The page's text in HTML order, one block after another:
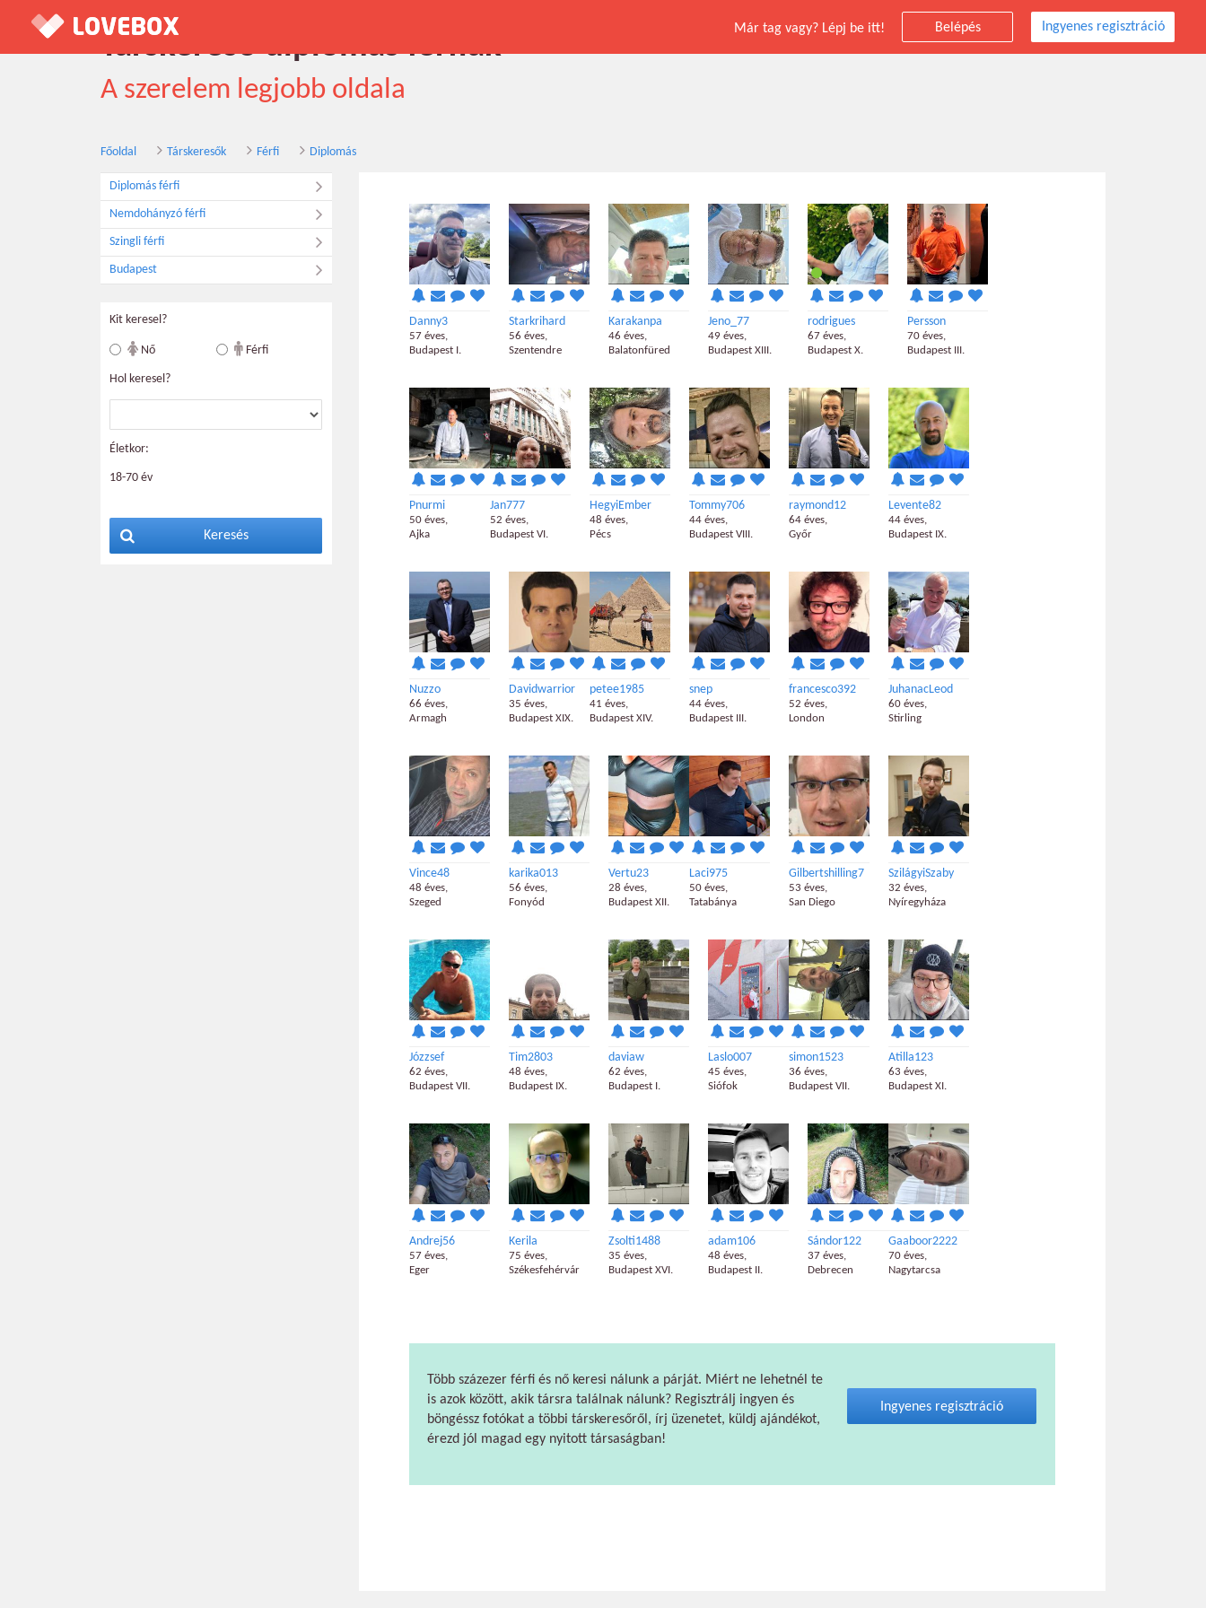
Már tag vagy? Lépj be itt! Belépés Ingyenes regisztráció
Társkereső diplomás férfiak
A szerelem legjobb oldala
Főoldal Társkeresők Férfi Diplomás
Diplomás férfi
Nemdohányzó férfi
Szingli férfi
Budapest
Kit keresel?
Nő Férfi
Hol keresel?
Életkor:
18-70 év
Keresés
Danny3
57 éves,
Budapest I.
Starkrihard
56 éves,
Szentendre
Karakanpa
46 éves,
Balatonfüred
Jeno_77
49 éves,
Budapest XIII.
rodrigues
67 éves,
Budapest X.
Persson
70 éves,
Budapest III.
Pnurmi
50 éves,
Ajka
Jan777
52 éves,
Budapest VI.
HegyiEmber
48 éves,
Pécs
Tommy706
44 éves,
Budapest VIII.
raymond12
64 éves,
Győr
Levente82
44 éves,
Budapest IX.
Nuzzo
66 éves,
Armagh
Davidwarrior
35 éves,
Budapest XIX.
petee1985
41 éves,
Budapest XIV.
snep
44 éves,
Budapest III.
francesco392
52 éves,
London
JuhanacLeod
60 éves,
Stirling
Vince48
48 éves,
Szeged
karika013
56 éves,
Fonyód
Vertu23
28 éves,
Budapest XII.
Laci975
50 éves,
Tatabánya
Gilbertshilling7
53 éves,
San Diego
SzilágyiSzaby
32 éves,
Nyíregyháza
Józzsef
62 éves,
Budapest VII.
Tim2803
48 éves,
Budapest IX.
daviaw
62 éves,
Budapest I.
Laslo007
45 éves,
Siófok
simon1523
36 éves,
Budapest VII.
Atilla123
63 éves,
Budapest XI.
Andrej56
57 éves,
Eger
Kerila
75 éves,
Székesfehérvár
Zsolti1488
35 éves,
Budapest XVI.
adam106
48 éves,
Budapest II.
Sándor122
37 éves,
Debrecen
Gaaboor2222
70 éves,
Nagytarcsa
Több százezer férfi és nő keresi nálunk a párját. Miért ne lehetnél te
is azok között, akik társra találnak nálunk? Regisztrálj ingyen és
böngéssz fotókat a többi társkeresőről, írj üzenetet, küldj ajándékot,
érezd jól magad egy nyitott társaságban!
Ingyenes regisztráció